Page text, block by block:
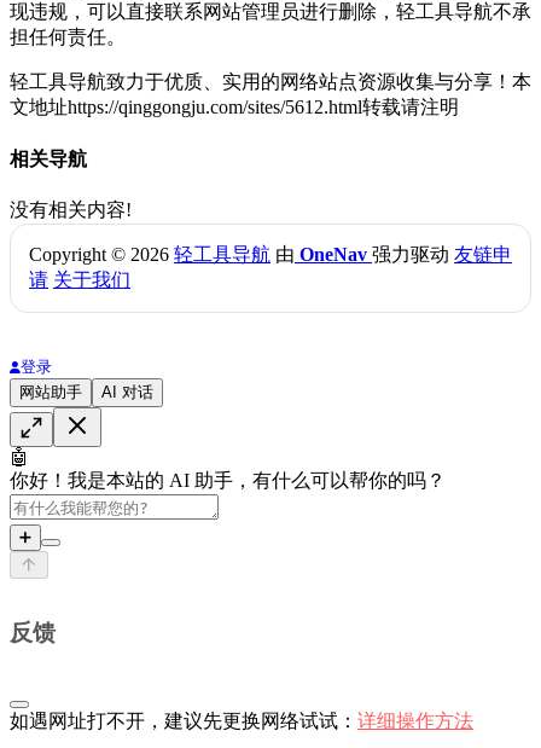
现违规，可以直接联系网站管理员进行删除，轻工具导航不承
担任何责任。
轻工具导航致力于优质、实用的网络站点资源收集与分享！ 本
文地址https://qinggongju.com/sites/5612.html转载请注明
相关导航
没有相关内容!
Copyright © 2026 轻工具导航 由 OneNav 强力驱动 友链申
请 关于我们
登录
网站助手
AI 对话
🤖
你好！我是本站的 AI 助手，有什么可以帮你的吗？
➕
反馈
如遇网址打不开，建议先更换网络试试： 详细操作方法